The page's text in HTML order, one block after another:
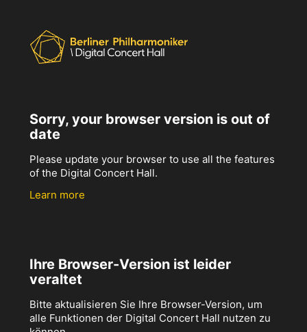
Sorry, your browser version is out of
date
Please update your browser to use all the features
of the Digital Concert Hall.
Learn more
Ihre Browser-Version ist leider
veraltet
Bitte aktualisieren Sie Ihre Browser-Version, um
alle Funktionen der Digital Concert Hall nutzen zu